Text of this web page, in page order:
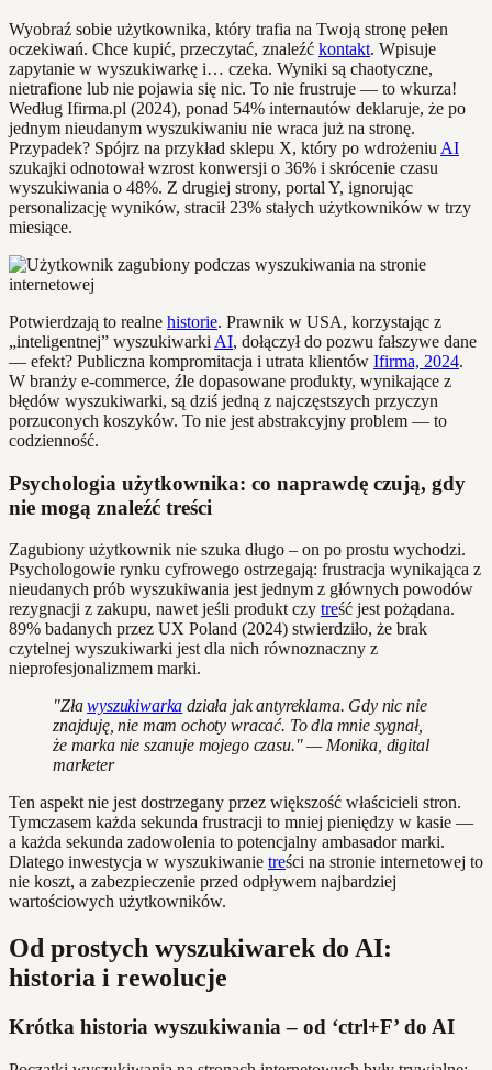
Wyobraź sobie użytkownika, który trafia na Twoją stronę pełen
oczekiwań. Chce kupić, przeczytać, znaleźć kontakt. Wpisuje
zapytanie w wyszukiwarkę i… czeka. Wyniki są chaotyczne,
nietrafione lub nie pojawia się nic. To nie frustruje — to wkurza!
Według Ifirma.pl (2024), ponad 54% internautów deklaruje, że po
jednym nieudanym wyszukiwaniu nie wraca już na stronę.
Przypadek? Spójrz na przykład sklepu X, który po wdrożeniu AI
szukajki odnotował wzrost konwersji o 36% i skrócenie czasu
wyszukiwania o 48%. Z drugiej strony, portal Y, ignorując
personalizację wyników, stracił 23% stałych użytkowników w trzy
miesiące.
Potwierdzają to realne historie. Prawnik w USA, korzystając z
„inteligentnej” wyszukiwarki AI, dołączył do pozwu fałszywe dane
— efekt? Publiczna kompromitacja i utrata klientów Ifirma, 2024.
W branży e-commerce, źle dopasowane produkty, wynikające z
błędów wyszukiwarki, są dziś jedną z najczęstszych przyczyn
porzuconych koszyków. To nie jest abstrakcyjny problem — to
codzienność.
Psychologia użytkownika: co naprawdę czują, gdy
nie mogą znaleźć treści
Zagubiony użytkownik nie szuka długo – on po prostu wychodzi.
Psychologowie rynku cyfrowego ostrzegają: frustracja wynikająca z
nieudanych prób wyszukiwania jest jednym z głównych powodów
rezygnacji z zakupu, nawet jeśli produkt czy treść jest pożądana.
89% badanych przez UX Poland (2024) stwierdziło, że brak
czytelnej wyszukiwarki jest dla nich równoznaczny z
nieprofesjonalizmem marki.
"Zławyszukiwarka działa jak antyreklama. Gdy nic nie
znajduję, nie mam ochoty wracać. To dla mnie sygnał,
że marka nie szanuje mojego czasu." — Monika, digital
marketer
Ten aspekt nie jest dostrzegany przez większość właścicieli stron.
Tymczasem każda sekunda frustracji to mniej pieniędzy w kasie —
a każda sekunda zadowolenia to potencjalny ambasador marki.
Dlatego inwestycja w wyszukiwanie treści na stronie internetowej to
nie koszt, a zabezpieczenie przed odpływem najbardziej
wartościowych użytkowników.
Od prostych wyszukiwarek do AI:
historia i rewolucje
Krótka historia wyszukiwania – od ‘ctrl+F’ do AI